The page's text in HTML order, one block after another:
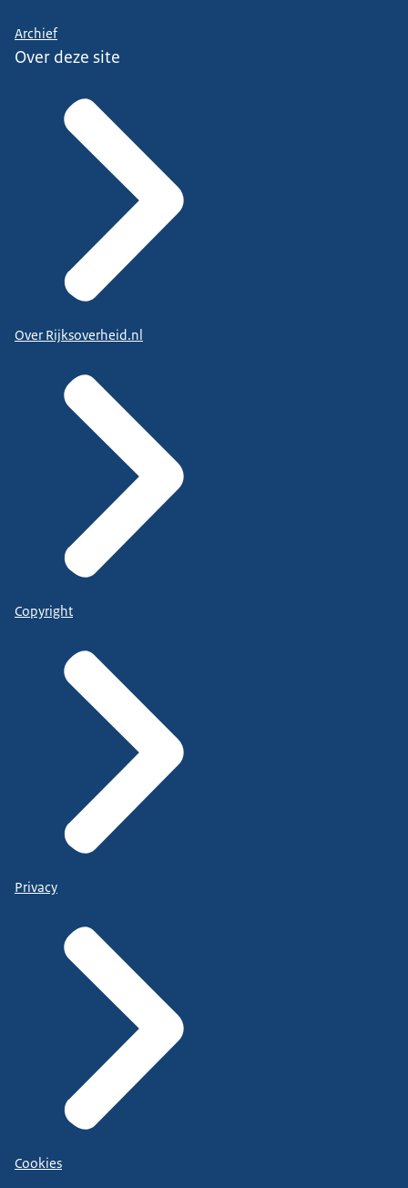
Archief
Over deze site
Over Rijksoverheid.nl
Copyright
Privacy
Cookies